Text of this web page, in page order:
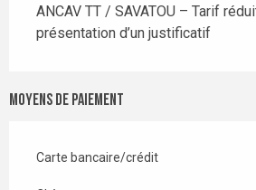
ANCAV TT / SAVATOU – Tarif
présentation d’un justificatif
Moyens de paiement
Carte bancaire/crédit